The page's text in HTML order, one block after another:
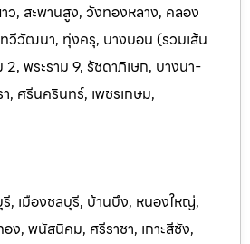
ว, สะพานสูง, วังทองหลาง, คลอง
วีวัฒนา, ทุ่งครุ, บางบอน (รวมเส้น
2, พระราม 9, รัชดาภิเษก, บางนา-
, ศรีนครินทร์, เพชรเกษม,
, เมืองชลบุรี, บ้านบึง, หนองใหญ่,
ง, พนัสนิคม, ศรีราชา, เกาะสีชัง,